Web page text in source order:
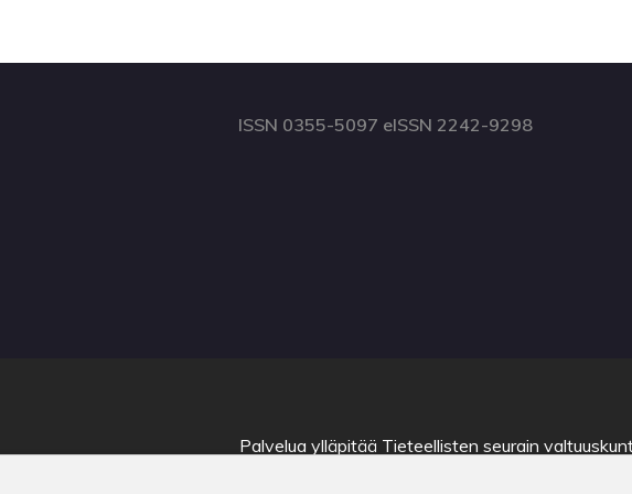
ISSN 0355-5097 eISSN 2242-9298
Palvelua ylläpitää Tieteellisten seurain